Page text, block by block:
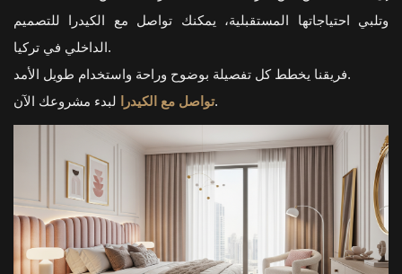
وتلبي احتياجاتها المستقبلية، يمكنك تواصل مع الكيدرا للتصميم
الداخلي في تركيا.
فريقنا يخطط كل تفصيلة بوضوح وراحة واستخدام طويل الأمد.
تواصل مع الكيدرالبدء مشروعك الآن.